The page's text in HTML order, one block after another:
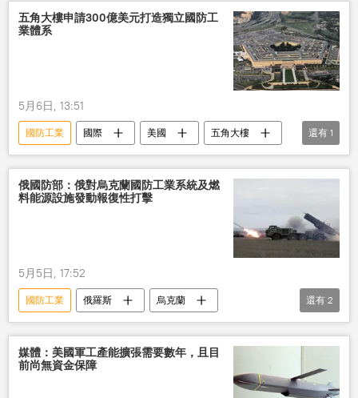
五角大樓申請300億美元打造獨立國防工
業體系
5月6日, 13:51
國防工業 國際 美國
五角大樓
預算
還有 1
俄國防部：俄對烏克蘭國防工業系統及燃
料能源設施發動報復性打擊
5月5日, 17:52
國防工業 俄羅斯
烏克蘭
俄國防部
設施 燃料
還有 2
媒體：美國軍工產能擴張需要數年，且目
前尚無資金保障